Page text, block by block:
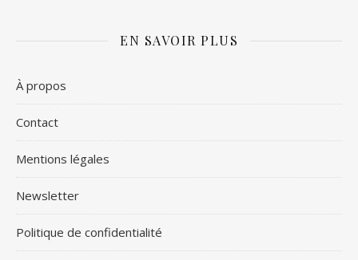
EN SAVOIR PLUS
À propos
Contact
Mentions légales
Newsletter
Politique de confidentialité